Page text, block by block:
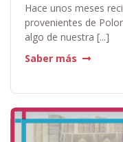
Hace unos meses
provenientes de
algo de nuestra [...]
Saber más